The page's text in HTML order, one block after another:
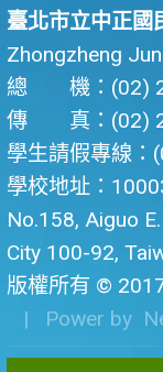
臺北市立中正國
Zhongzheng
總 機：(02)
傳 真：(02)
學生請假專線
學校地址：
No.158, Aiguo
City 100-92,
版權所有 ©
| Power by